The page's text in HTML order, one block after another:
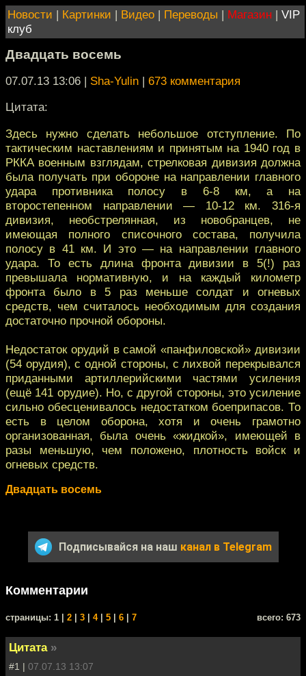
Новости | Картинки | Видео | Переводы | Магазин | VIP
клуб
Двадцать восемь
07.07.13 13:06 | Sha-Yulin | 673 комментария
Цитата:
Здесь нужно сделать небольшое отступление. По
тактическим наставлениям и принятым на 1940 год в
РККА военным взглядам, стрелковая дивизия должна
была получать при обороне на направлении главного
удара противника полосу в 6-8 км, а на
второстепенном направлении — 10-12 км. 316-я
дивизия, необстрелянная, из новобранцев, не
имеющая полного списочного состава, получила
полосу в 41 км. И это — на направлении главного
удара. То есть длина фронта дивизии в 5(!) раз
превышала нормативную, и на каждый километр
фронта было в 5 раз меньше солдат и огневых
средств, чем считалось необходимым для создания
достаточно прочной обороны.
Недостаток орудий в самой «панфиловской» дивизии
(54 орудия), с одной стороны, с лихвой перекрывался
приданными артиллерийскими частями усиления
(ещё 141 орудие). Но, с другой стороны, это усиление
сильно обесценивалось недостатком боеприпасов. То
есть в целом оборона, хотя и очень грамотно
организованная, была очень «жидкой», имеющей в
разы меньшую, чем положено, плотность войск и
огневых средств.
Двадцать восемь
Подписывайся на наш канал в Telegram
Комментарии
cтраницы: 1 | 2 3 4| 5 6 7 всего: 673
Цитата »
#1 | 07.07.13 13:07